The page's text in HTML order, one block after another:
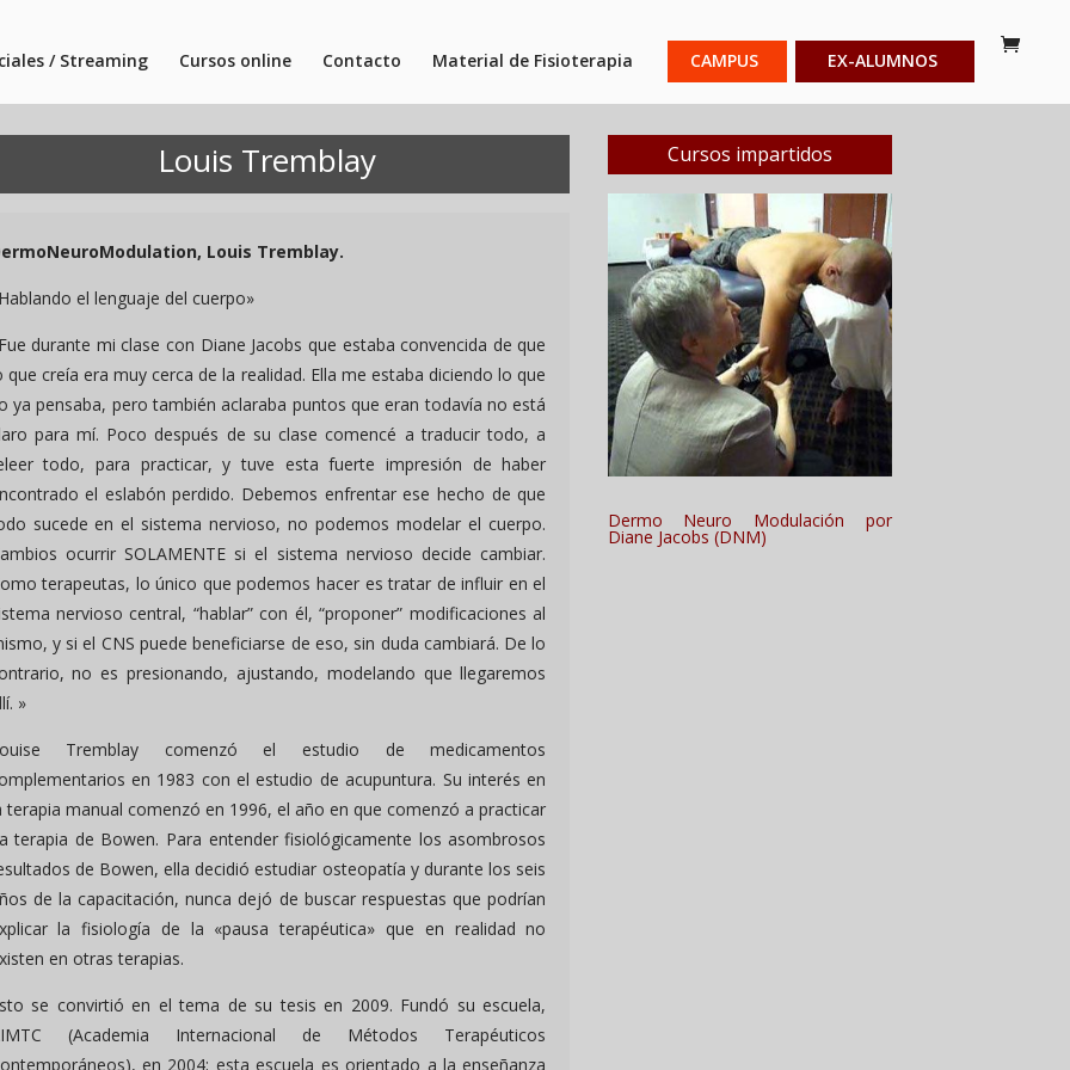
/ Streaming Cursos online Contacto Material de Fisioterapia CAMPUS EX-ALUMNOS
Louis Tremblay
Louis Tremblay.
el lenguaje del cuerpo»
durante mi clase con Diane Jacobs que estaba convencida de que
que creía era muy cerca de la realidad. Ella me estaba diciendo lo que
ya pensaba, pero también aclaraba puntos que eran todavía no está
para mí. Poco después de su clase comencé a traducir todo, a
todo, para practicar, y tuve esta fuerte impresión de haber
el eslabón perdido. Debemos enfrentar ese hecho de que
sucede en el sistema nervioso, no podemos modelar el cuerpo.
ocurrir SOLAMENTE si el sistema nervioso decide cambiar.
terapeutas, lo único que podemos hacer es tratar de influir en el
nervioso central, “hablar” con él, “proponer” modificaciones al
y si el CNS puede beneficiarse de eso, sin duda cambiará. De lo
no es presionando, ajustando, modelando que llegaremos
»
Tremblay comenzó el estudio de medicamentos
en 1983 con el estudio de acupuntura. Su interés en
terapia manual comenzó en 1996, el año en que comenzó a practicar
terapia de Bowen. Para entender fisiológicamente los asombrosos
de Bowen, ella decidió estudiar osteopatía y durante los seis
de la capacitación, nunca dejó de buscar respuestas que podrían
la fisiología de la «pausa terapéutica» que en realidad no
en otras terapias.
se convirtió en el tema de su tesis en 2009. Fundó su escuela,
(Academia Internacional de Métodos Terapéuticos
en 2004; esta escuela es orientado a la enseñanza
Cursos impartidos
Dermo Neuro Modulación por
Diane Jacobs (DNM)